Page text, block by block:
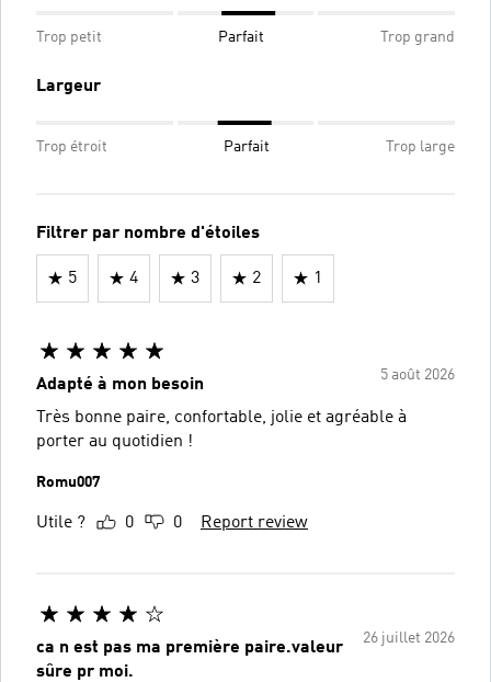
Trop petit Parfait Trop grand
Largeur
Trop étroit Parfait Trop large
Filtrer par nombre d'étoiles
5 4 3 2 1
5 août 2026
Adapté à mon besoin
Très bonne paire, confortable, jolie et agréable à
porter au quotidien !
Romu007
Utile ? 0 0 Report review
26 juillet 2026
ca n est pas ma première paire.valeur
sûre pr moi.